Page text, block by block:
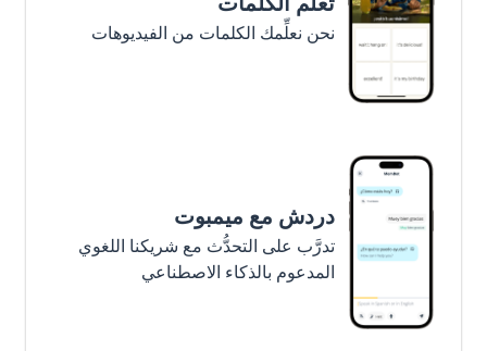
نحن نعلِّمك الكلمات من الفيديوهات
دردش مع ميمبوت
تدرَّب على التحدُّث مع شريكنا اللغوي
المدعوم بالذكاء الاصطناعي